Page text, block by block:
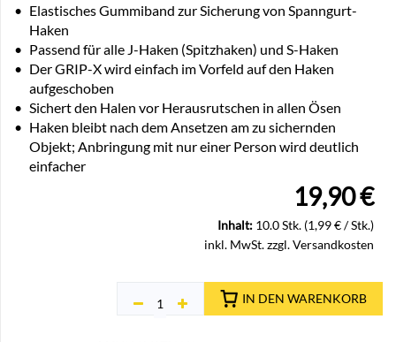
• Elastisches Gummiband zur Sicherung von Spanngurt-
Haken
• Passend für alle J-Haken (Spitzhaken) und S-Haken
• Der GRIP-X wird einfach im Vorfeld auf den Haken
aufgeschoben
• Sichert den Halen vor Herausrutschen in allen Ösen
• Haken bleibt nach dem Ansetzen am zu sichernden
Objekt; Anbringung mit nur einer Person wird deutlich
einfacher
19,90€
Inhalt: 10.0 Stk. (1,99€/Stk.)
inkl. MwSt. zzgl. Versandkosten
IN DEN WARENKORB